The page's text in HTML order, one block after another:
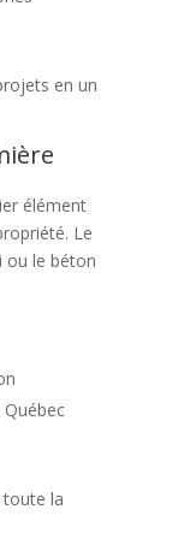
en un
élément
Le
ou le béton
toute la